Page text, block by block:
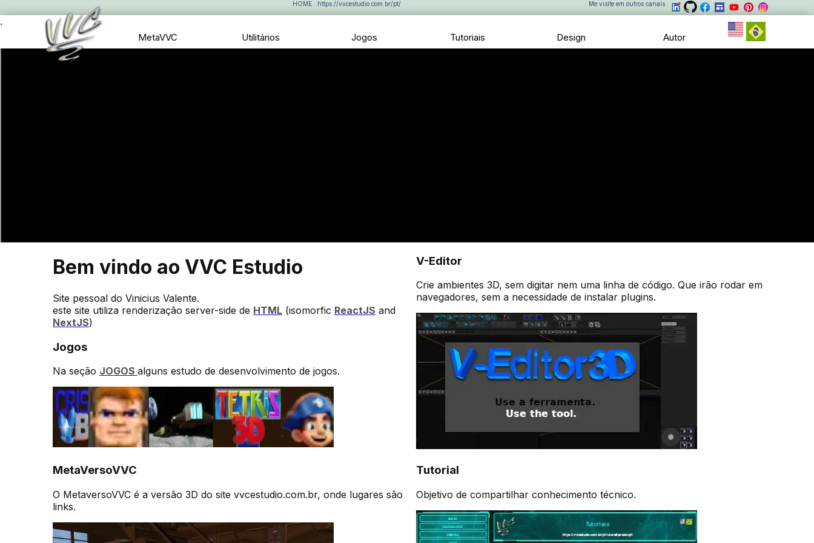
Bem vindo ao VVC Estudio
Site pessoal do Vinicius Valente.
este site utiliza renderização server-side de HTML (isomorfic ReactJS and
NextJS)
Jogos
Na seção JOGOS alguns estudo de desenvolvimento de jogos.
V-Editor
Crie ambientes 3D, sem digitar nem uma linha de código. Que irão rodar em
navegadores, sem a necessidade de instalar plugins.
MetaVersoVVC
O MetaversoVVC é a versão 3D do site vvcestudio.com.br, onde lugares são
links.
Tutorial
Objetivo de compartilhar conhecimento técnico.
.
HOME : https://vvcestudio.com.br/pt/ Me visite em outros canais :
MetaVVC Utilitários Jogos Tutoriais Design Autor